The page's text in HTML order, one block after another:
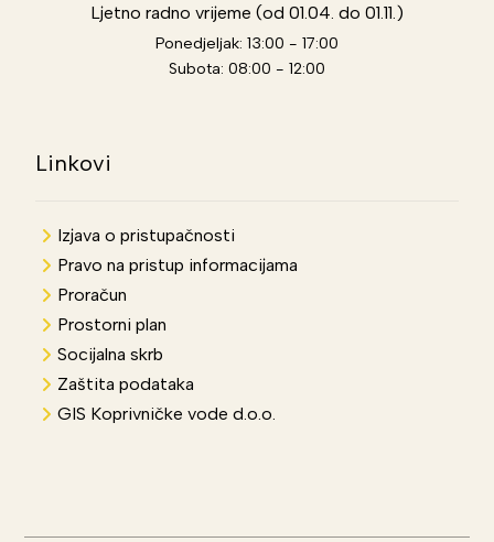
Ljetno radno vrijeme (od 01.04. do 01.11.)
Ponedjeljak: 13:00 - 17:00
Subota: 08:00 - 12:00
Linkovi
Izjava o pristupačnosti
Pravo na pristup informacijama
Proračun
Prostorni plan
Socijalna skrb
Zaštita podataka
GIS Koprivničke vode d.o.o.